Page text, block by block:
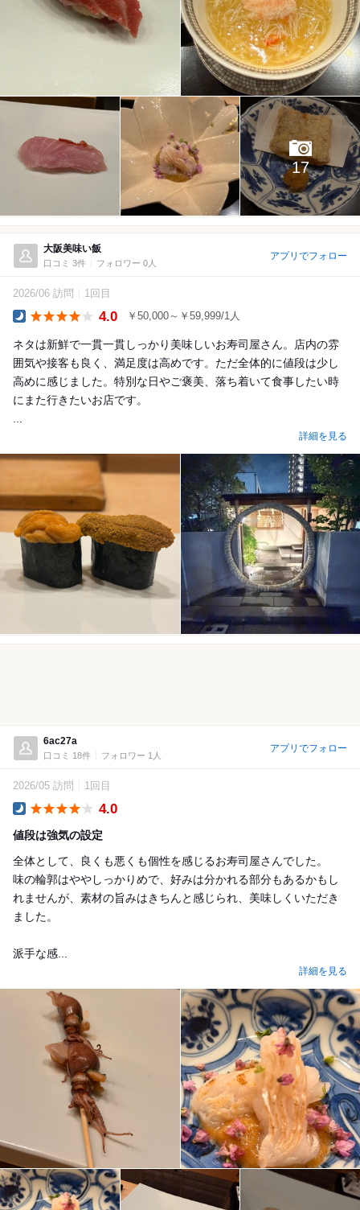
17
大阪美味い飯
口コミ 3件 フォロワー 0人
アプリでフォロー
2026/06 訪問 1回目
4.0 ￥50,000～￥59,999/1人
ネタは新鮮で一貫一貫しっかり美味しいお寿司屋さん。店内の雰
囲気や接客も良く、満足度は高めです。ただ全体的に値段は少し
高めに感じました。特別な日やご褒美、落ち着いて食事したい時
にまた行きたいお店です。
...
詳細を見る
6ac27a
口コミ 18件 フォロワー 1人
アプリでフォロー
2026/05 訪問 1回目
4.0
値段は強気の設定
全体として、良くも悪くも個性を感じるお寿司屋さんでした。
味の輪郭はややしっかりめで、好みは分かれる部分もあるかもし
れませんが、素材の旨みはきちんと感じられ、美味しくいただき
ました。
派手な感...
詳細を見る